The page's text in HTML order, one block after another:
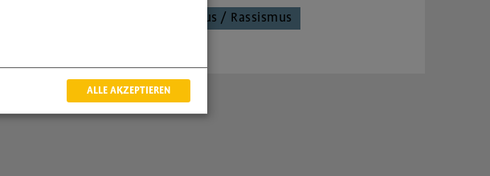
Kolonialismus / Rassismus
ALLE AKZEPTIEREN